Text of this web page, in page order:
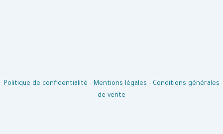
Politique de confidentialité - Mentions légales - Conditions générales
de vente